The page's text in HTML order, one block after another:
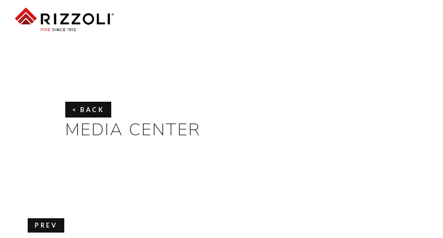
< BACK
MEDIA CENTER
PREV